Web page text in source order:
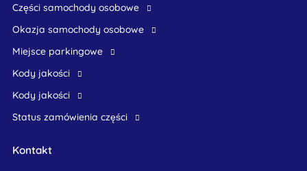
części samochody osobowe
okazja samochody osobowe
Miejsce parkingowe
Kody jakości
Kody jakości
Status zamówienia części
Kontakt